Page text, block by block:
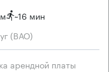
~16 мин
(ВАО)
арендной платы